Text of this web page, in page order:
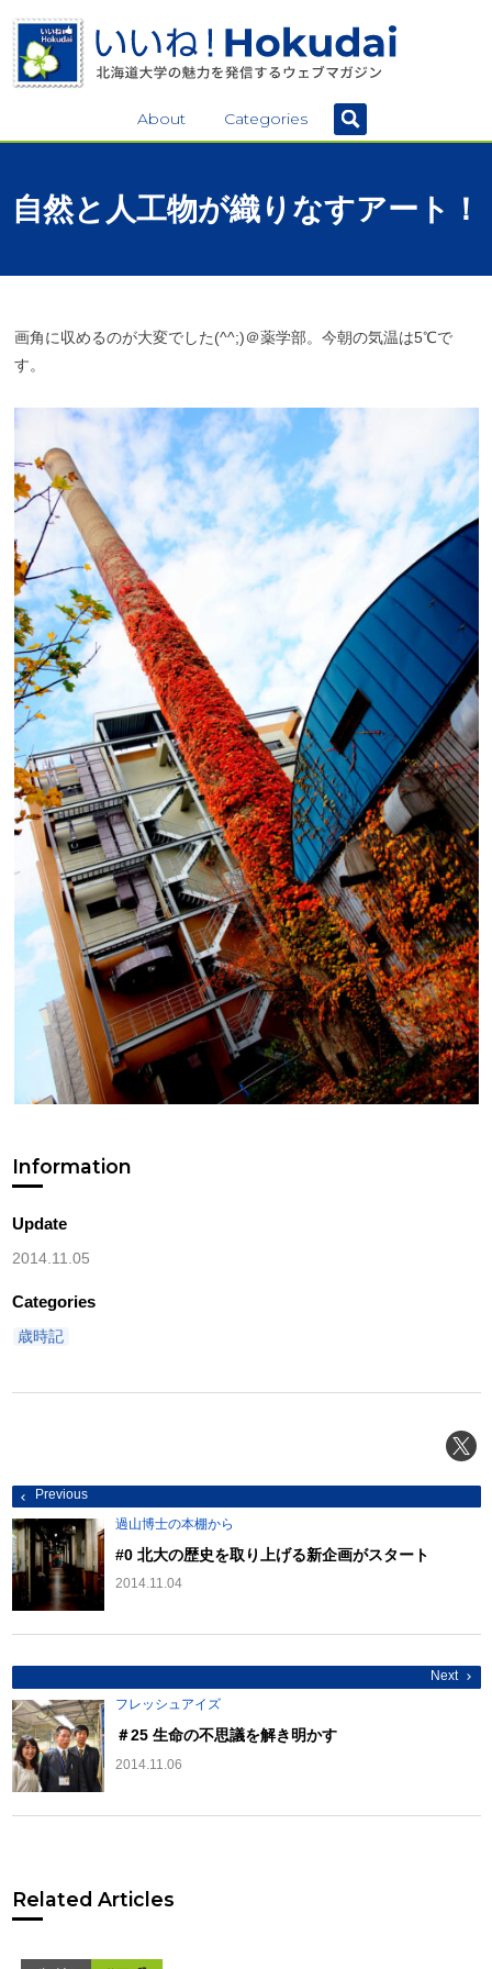
About Categories
自然と 人工物が織りなすアート！
画角に収めるのが大変でした(^^;)＠薬学部。今朝の気温は5℃で
す。
Information
Update
2014.11.05
Categories
歳時記
投
稿
ナ
ビ
ゲ
ー
シ
ョ
ン
Previous
過山博士の本棚から
#0 北大の歴史を取り上げる新企画がスタート
2014.11.04
Next
フレッシュアイズ
＃25 生命の不思議を解き明かす
2014.11.06
Related Articles